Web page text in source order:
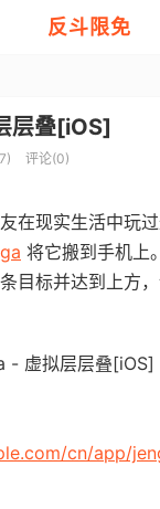
反斗限免
层叠[iOS]
评论(0)
在现实生活中玩
将它搬到手机上
目标并达到上方
cn/app/